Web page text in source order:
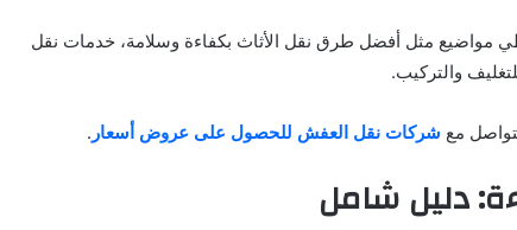
مواضيع مثل أفضل طرق نقل الأثاث بكفاءة وسلامة، خدمات نقل
والتركيب.
مع شركات نقل العفش للحصول على عروض أسعار .
دليل شامل